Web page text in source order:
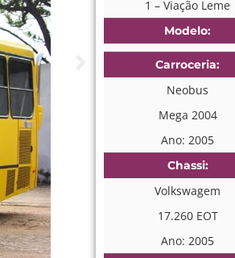
1 – Viação Leme
Modelo:
Carroceria:
Neobus
Mega 2004
Ano: 2005
Chassi:
Volkswagem
17.260 EOT
Ano: 2005